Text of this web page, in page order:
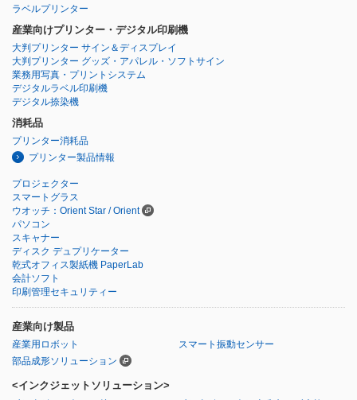
ラベルプリンター
産業向けプリンター・デジタル印刷機
大判プリンター サイン＆ディスプレイ
大判プリンター グッズ・アパレル・ソフトサイン
業務用写真・プリントシステム
デジタルラベル印刷機
デジタル捺染機
消耗品
プリンター消耗品
プリンター製品情報
プロジェクター
スマートグラス
ウオッチ：Orient Star / Orient
パソコン
スキャナー
ディスク デュプリケーター
乾式オフィス製紙機 PaperLab
会計ソフト
印刷管理セキュリティー
産業向け製品
産業用ロボット
スマート振動センサー
部品成形ソリューション
<インクジェットソリューション>